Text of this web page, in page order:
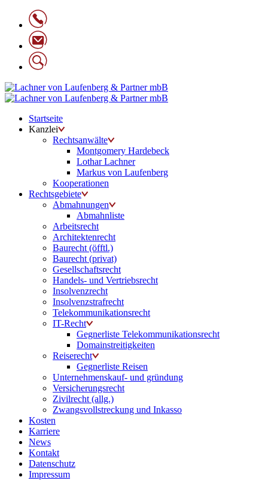
Startseite
Kanzlei
Rechtsanwälte
Montgomery Hardebeck
Lothar Lachner
Markus von Laufenberg
Kooperationen
Rechtsgebiete
Abmahnungen
Abmahnliste
Arbeitsrecht
Architektenrecht
Baurecht (öfftl.)
Baurecht (privat)
Gesellschaftsrecht
Handels- und Vertriebsrecht
Insolvenzrecht
Insolvenzstrafrecht
Telekommunikationsrecht
IT-Recht
Gegnerliste Telekommunikationsrecht
Domainstreitigkeiten
Reiserecht
Gegnerliste Reisen
Unternehmenskauf- und gründung
Versicherungsrecht
Zivilrecht (allg.)
Zwangsvollstreckung und Inkasso
Kosten
Karriere
News
Kontakt
Datenschutz
Impressum